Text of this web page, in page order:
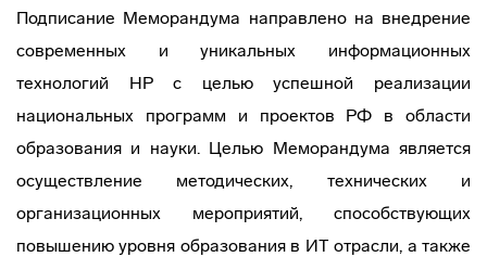
Подписание Меморандума направлено на внедрение
современных и уникальных информационных
технологий HP с целью успешной реализации
национальных программ и проектов РФ в области
образования и науки. Целью Меморандума является
осуществление методических, технических и
организационных мероприятий, способствующих
повышению уровня образования в ИТ отрасли, а также